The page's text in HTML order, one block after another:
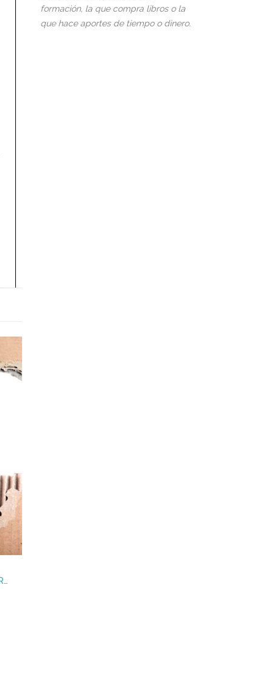
En los dominios de Amazon : Relato de un infiltrado
formación, la que compra libros o la
que hace aportes de tiempo o dinero.